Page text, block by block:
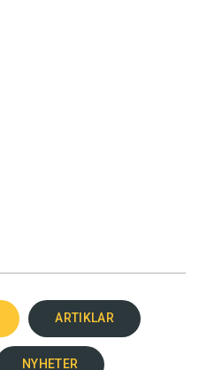
ARTIKLAR
NYHETER